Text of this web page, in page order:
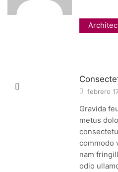
febrero
Gravida
metus
commodo
nam
odio